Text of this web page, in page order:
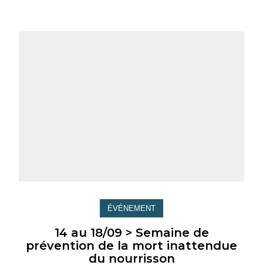
ÉVÉNEMENT
14 au 18/09 > Semaine de
prévention de la mort inattendue
du nourrisson